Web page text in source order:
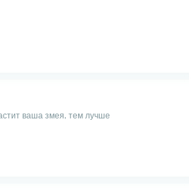
ваша змея, тем лучше